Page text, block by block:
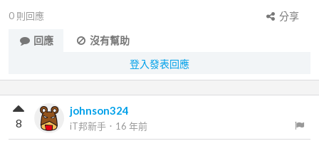
0 則回應
分享
回應
沒有幫助
登入發表回應
johnson324
iT邦新手 ． 16 年前
8